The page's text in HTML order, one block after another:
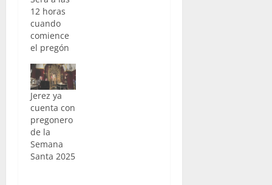
12 horas
cuando
comience
el pregón
Semana
Santa. Un
pregón,
que a
diferencia
de años
anteriores,
será
Jerez ya
cuenta con
pregonero
de la
Semana
Santa 2025